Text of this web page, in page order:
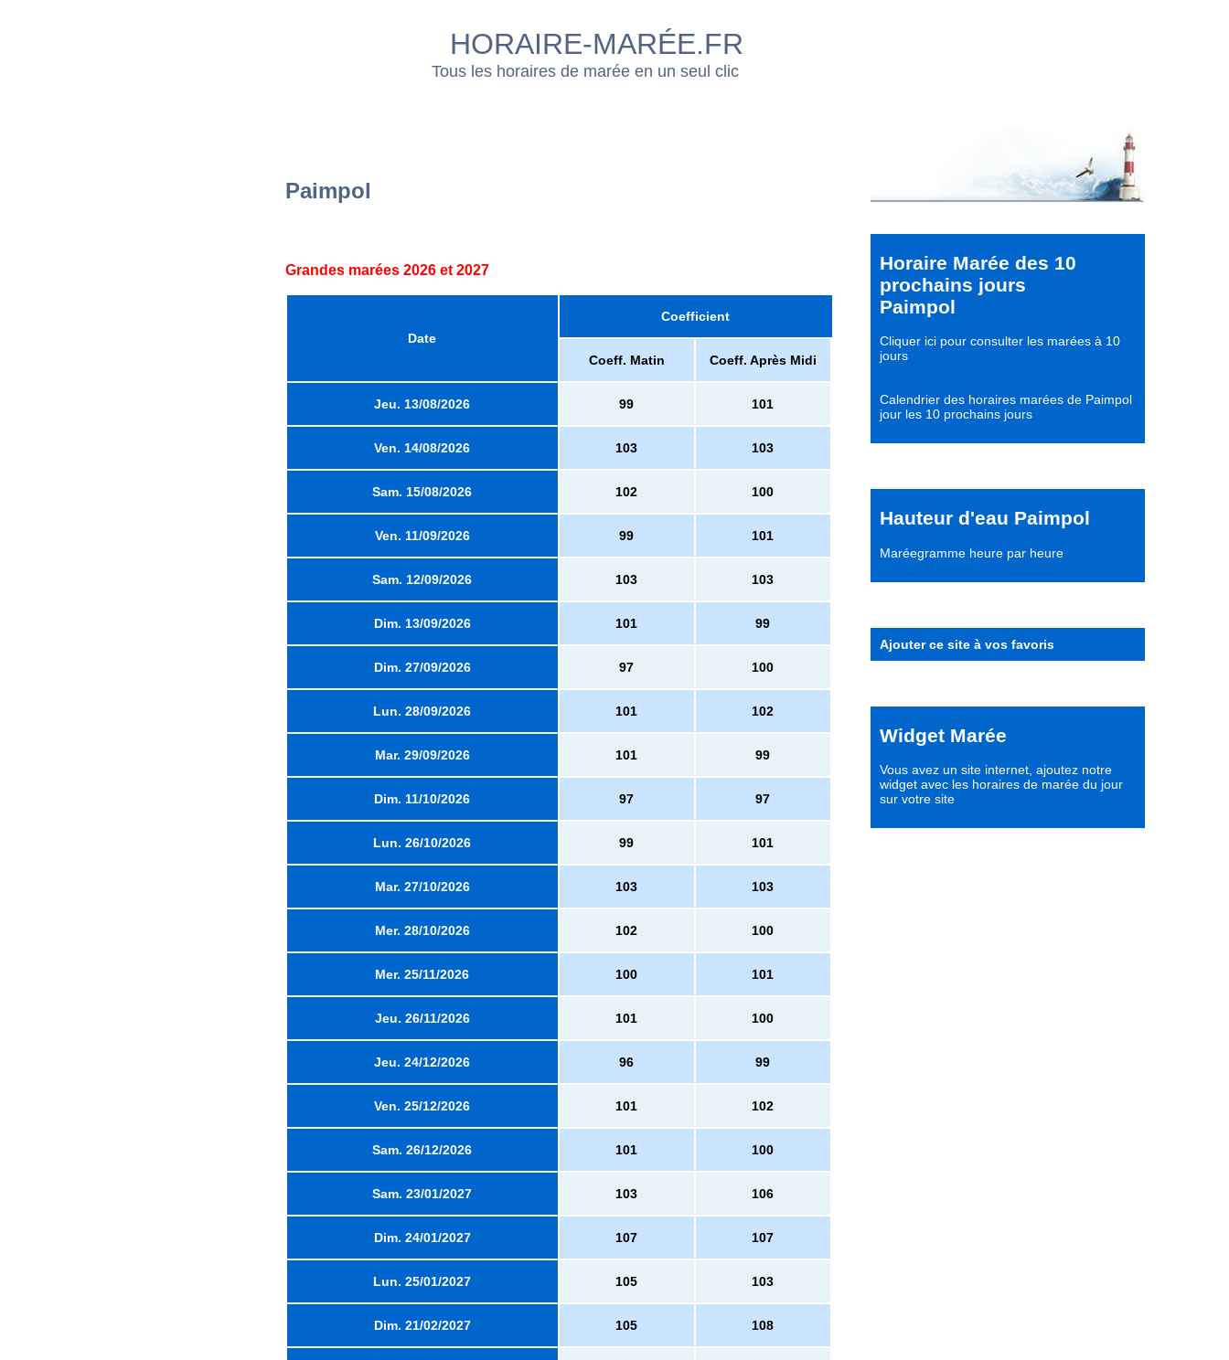
HORAIRE-MARÉE.FR
Tous les horaires de marée en un seul clic
Paimpol
Grandes marées 2026 et 2027
Date
Coefficient
Coeff. Matin Coeff. Après Midi
Jeu. 13/08/2026 99 101
Ven. 14/08/2026 103 103
Sam. 15/08/2026 102 100
Ven. 11/09/2026 99 101
Sam. 12/09/2026 103 103
Dim. 13/09/2026 101 99
Dim. 27/09/2026 97 100
Lun. 28/09/2026 101 102
Mar. 29/09/2026 101 99
Dim. 11/10/2026 97 97
Lun. 26/10/2026 99 101
Mar. 27/10/2026 103 103
Mer. 28/10/2026 102 100
Mer. 25/11/2026 100 101
Jeu. 26/11/2026 101 100
Jeu. 24/12/2026 96 99
Ven. 25/12/2026 101 102
Sam. 26/12/2026 101 100
Sam. 23/01/2027 103 106
Dim. 24/01/2027 107 107
Lun. 25/01/2027 105 103
Dim. 21/02/2027 105 108
Horaire Marée des 10
prochains jours
Paimpol
Cliquer ici pour consulter les marées à 10
jours
Calendrier des horaires marées de Paimpol
jour les 10 prochains jours
Hauteur d'eau Paimpol
Maréegramme heure par heure
Ajouter ce site à vos favoris
Widget Marée
Vous avez un site internet, ajoutez notre
widget avec les horaires de marée du jour
sur votre site